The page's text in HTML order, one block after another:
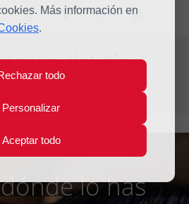
Más información en
.
todo
Personalizar
Aceptar todo
J V S D
del día
lo has